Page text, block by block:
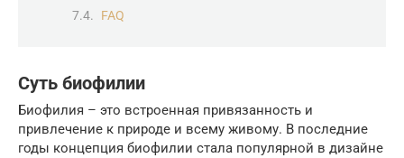
FAQ
Суть биофилии
Биофилия – это встроенная привязанность и
привлечение к природе и всему живому. В последние
годы концепция биофилии стала популярной в дизайне